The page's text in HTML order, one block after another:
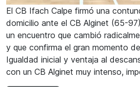
El CB Ifach Calpe firmó una
domicilio ante el CB Alginet (65-
un encuentro que cambió
y que confirma el gran momento
Igualdad inicial y ventaja al
con un CB Alginet muy intenso,